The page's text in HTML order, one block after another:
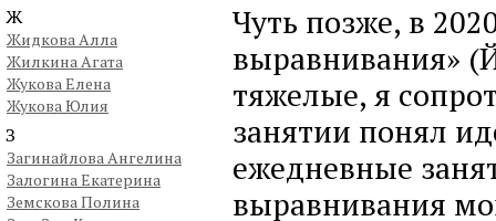
Ж
Жидкова Алла
Жилкина Агата
Жукова Елена
Жукова Юлия
З
Загинайлова Ангелина
Залогина Екатерина
Земскова Полина
Чуть позже, в
выравнивания»
тяжелые, я
занятии понял
ежедневные
выравнивания